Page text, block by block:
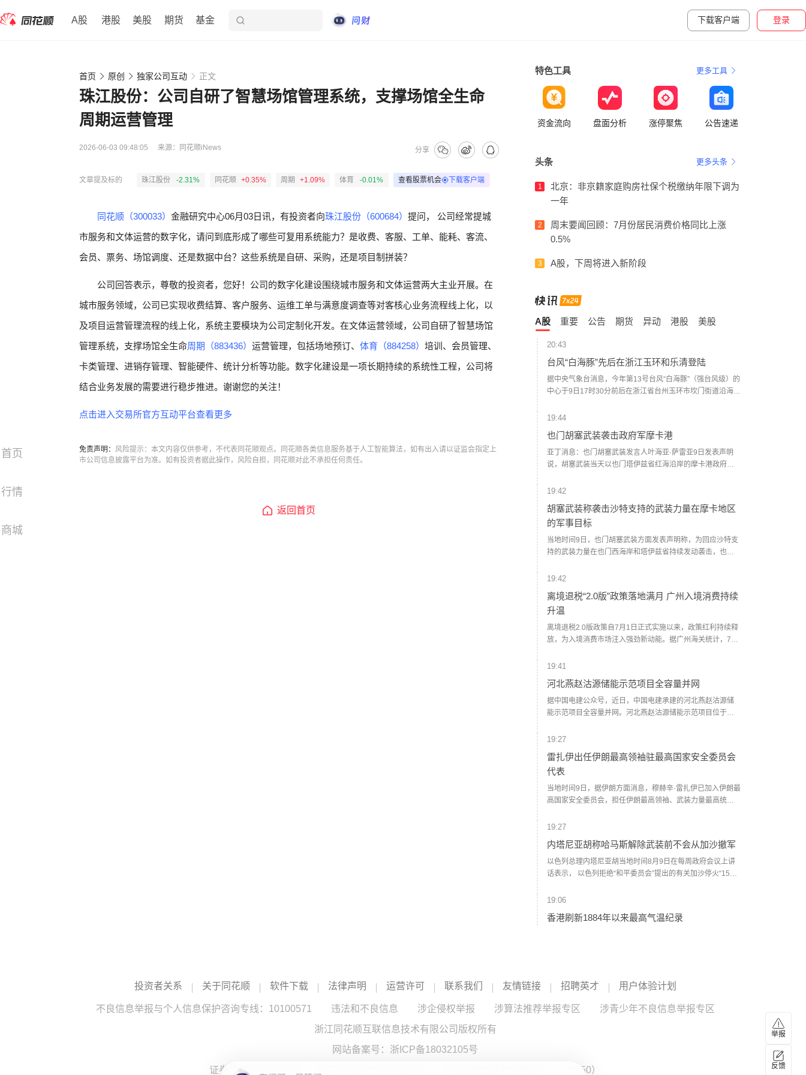
A股 港股 美股 期货 基金 下载客户端 登录
首页
行情
商城
首页 原创 独家公司互动 正文
珠江股份：公司自研了智慧场馆管理系统，支撑场馆全生命
周期运营管理
2026-06-03 09:48:05 来源： 同花顺iNews 分享
文章提及标的 珠江股份 -2.31% 同花顺 +0.35% 周期 +1.09% 体育 -0.01% 查看股票机会 下载客户端
同花顺（300033） 金融研究中心06月03日讯，有投资者向珠江股份（600684） 提问， 公司经常提城
市服务和文体运营的数字化，请问到底形成了哪些可复用系统能力？是收费、客服、工单、能耗、客流、
会员、票务、场馆调度、还是数据中台？这些系统是自研、采购，还是项目制拼装？
公司回答表示，尊敬的投资者，您好！公司的数字化建设围绕城市服务和文体运营两大主业开展。在
城市服务领域，公司已实现收费结算、客户服务、运维工单与满意度调查等对客核心业务流程线上化，以
及项目运营管理流程的线上化，系统主要模块为公司定制化开发。在文体运营领域，公司自研了智慧场馆
管理系统，支撑场馆全生命周期（883436） 运营管理，包括场地预订、 体育（884258） 培训、会员管理、
卡类管理、进销存管理、智能硬件、统计分析等功能。数字化建设是一项长期持续的系统性工程，公司将
结合业务发展的需要进行稳步推进。谢谢您的关注！
点击进入交易所官方互动平台查看更多
免责声明： 风险提示：本文内容仅供参考，不代表同花顺观点。同花顺各类信息服务基于人工智能算法，如有出入请以证监会指定上
市公司信息披露平台为准。如有投资者据此操作，风险自担，同花顺对此不承担任何责任。
返回首页
特色工具 更多工具
资金流向 盘面分析 涨停聚焦 公告速递
头条 更多头条
1
北京：非京籍家庭购房社保个税缴纳年限下调为
一年
2
周末要闻回顾：7月份居民消费价格同比上涨
0.5%
3 A股，下周将进入新阶段
A股 重要 公告 期货 异动 港股 美股
20:43
台风“白海豚”先后在浙江玉环和乐清登陆
据中央气象台消息，今年第13号台风“白海豚”（强台风级）的
中心于9日17时30分前后在浙江省台州玉环市坎门街道沿海登
气压为945百帕。登陆玉环后，“白海豚”（台风级）的中心于
江省气象台提醒，台风“白海豚”登陆后将贯穿浙江，强风暴雨
范围广、影响时间长，可能引发山洪、地质灾害、中小河流
洪水和城市积涝等次生灾害，需全力做好台风灾害防御。(新
19:44
也门胡塞武装袭击政府军摩卡港
亚丁消息：也门胡塞武装发言人叶海亚·萨雷亚9日发表声明
说，胡塞武装当天以也门塔伊兹省红海沿岸的摩卡港政府军
大规模攻击。 据也门政府媒体9日援引摩卡港负责人阿卜杜勒
空部队在摩卡上空拦截了胡塞武装的无人机。 社交媒体上流
传的视频画面显示，遭袭现场浓烟滚滚。 一名摩卡当地官员
告诉新华社记者，该港口遭到弹道导弹和无人机的猛烈攻
击，港口设施被严重破坏。一些港口工作人员被困，但尚未
19:42
胡塞武装称袭击沙特支持的武装力量在摩卡地区
的军事目标
当地时间9日，也门胡塞武装方面发表声明称，为回应沙特支
持的武装力量在也门西海岸和塔伊兹省持续发动袭击，也门
和武器库发动了一次“大规模、高强度”军事行动。声明称，此
装力量在摩卡地区的军事集结人员及武器仓库。声明称，袭
击“命中准确”，造成相关武器装备大范围损毁，并导致数十人
死伤，其中包括沙特人员。声明还称，也门胡塞武装将继续
监视和跟踪沙特支持的武装力量的军事调动和人员集结，并
19:42
离境退税“2.0版”政策落地满月 广州入境消费持续
升温
离境退税2.0版政策自7月1日正式实施以来，政策红利持续释
放，为入境消费市场注入强劲新动能。据广州海关统计，7月
请单约1.9万份，申请单金额约1亿元，同比分别增长约5倍、
外旅客离境退税申请单超8.9万份，申请单金额超4.86亿元，
同比分别增长7.5倍、1.4倍。(人民财讯)
19:41
河北燕赵沽源储能示范项目全容量并网
据中国电建公众号，近日，中国电建承建的河北燕赵沽源储
能示范项目全容量并网。河北燕赵沽源储能示范项目位于张
酸铁锂储能系统，共安装48组6.25兆瓦/12.5兆瓦时储能单
(人民财讯)
19:27
雷扎伊出任伊朗最高领袖驻最高国家安全委员会
代表
当地时间9日，据伊朗方面消息，穆赫辛·雷扎伊已加入伊朗最
高国家安全委员会，担任伊朗最高领袖、武装力量最高统帅
19:27
内塔尼亚胡称哈马斯解除武装前不会从加沙撤军
以色列总理内塔尼亚胡当地时间8月9日在每周政府会议上讲
话表示， 以色列拒绝“和平委员会”提出的有关加沙停火“15点
前，以军不会从加沙地带撤退，并强调在其任内绝不允许建
19:06
香港刷新1884年以来最高气温纪录
流正为广东带来普遍晴朗及极端酷热的天气。未来一两日持
续极端酷热，部分地区气温达37度或以上。（央视新闻）
国家海洋预报台继续发布海浪红色警报
记者从自然资源部获悉，今天（9日）16时，国家海洋预报台
米的大浪到巨浪，该近岸海域海浪预警级别为橙色，江苏南
伊朗最高领袖与总统会谈
投资者关系 关于同花顺 软件下载 法律声明 运营许可 联系我们 友情链接 招聘英才 用户体验计划
不良信息举报与个人信息保护咨询专线：10100571 违法和不良信息 涉企侵权举报 涉算法推荐举报专区
涉青少年不良信息举报专区
浙江同花顺互联信息技术有限公司版权所有
网站备案号： 浙ICP备18032105号
证券投资咨询服务提供：浙江同花顺云软件有限公司 （中国证监会核发证书编号：ZX0050）
举报
反馈